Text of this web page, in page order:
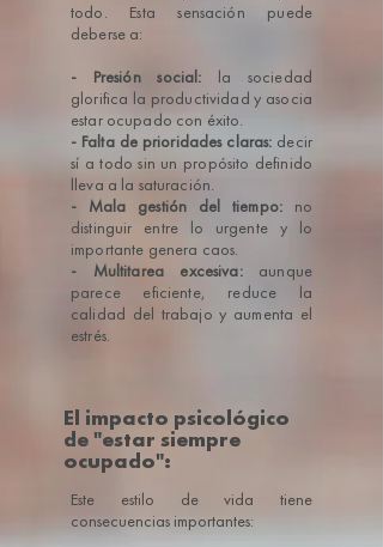
todo. Esta sensación puede
deberse a:
- Presión social: la sociedad
glorifica la productividad y asocia
estar ocupado con éxito.
- Falta de prioridades claras: decir
sí a todo sin un propósito definido
lleva a la saturación.
- Mala gestión del tiempo: no
distinguir entre lo urgente y lo
importante genera caos.
- Multitarea excesiva:aunque
parece eficiente, reduce la
calidad del trabajo y aumenta el
estrés.
El impacto psicológico
de "estar siempre
ocupado":
Este estilo de vida tiene
consecuencias importantes: